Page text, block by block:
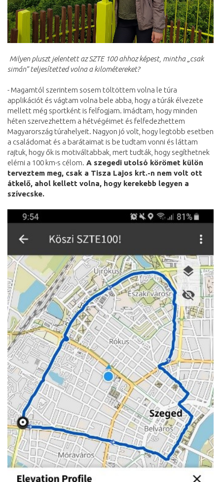
Milyen pluszt jelentett az SZTE 100 ahhoz képest, mintha „csak
simán” teljesítetted volna a kilométereket?
- Magamtól szerintem sosem töltöttem volna le túra
applikációt és vágtam volna bele abba, hogy a túrák élvezete
mellett még sportként is felfogjam. Imádtam, hogy minden
héten szervezhettem a hétvégéimet és felfedezhettem
Magyarország túrahelyeit. Nagyon jó volt, hogy legtöbb esetben
a családomat és a barátaimat is be tudtam vonni és láttam
rajtuk, hogy ők is motiváltabbak, mert tudták, hogy segíthetnek
elérni a 100 km-s célom. A szegedi utolsó körömet külön
terveztem meg, csak a Tisza Lajos krt.-n nem volt ott
átkelő, ahol kellett volna, hogy kerekebb legyen a
szívecske.